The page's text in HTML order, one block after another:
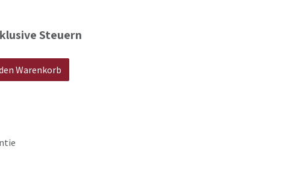
Steuern
Warenkorb